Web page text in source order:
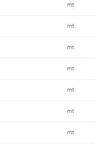
mt
mt
mt
mt
mt
mt
mt